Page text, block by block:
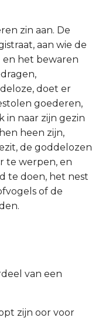
zin aan. De
aan wie de
het bewaren
doet er
goederen,
in naar zijn gezin
heen zijn,
de goddelozen
te werpen, en
te doen, het nest
of de
van een
zijn oor voor